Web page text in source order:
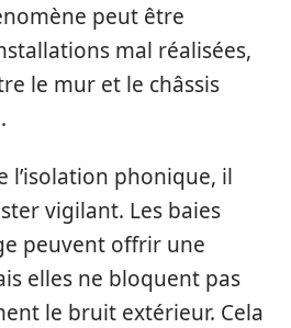
peut être
mal réalisées,
le mur et le châssis
l’isolation phonique, il
vigilant. Les baies
peuvent offrir une
elles ne bloquent pas
le bruit extérieur. Cela